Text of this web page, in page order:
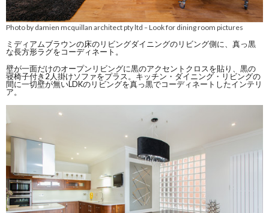
Photo by damien mcquillan architect pty ltd –Look for dining room pictures
ミディアムブラウンの床のリビングダイニングのリビング側に、真っ黒
な長方形ラグをコーディネート。
壁が一面だけのオープンリビングに黒のアクセントクロスを貼り、黒の
寝椅子付き2人掛けソファをプラス。キッチン・ダイニング・リビングの
間に一切壁が無いLDKのリビングを真っ黒でコーディネートしたインテリ
ア。